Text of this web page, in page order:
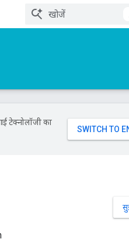
टेक्नोलॉजी का